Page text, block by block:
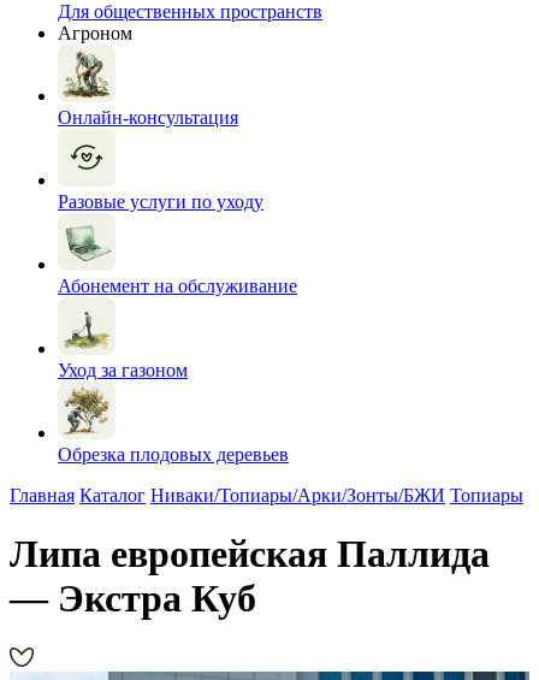
Для общественных пространств
Агроном
Онлайн-консультация
Разовые услуги по уходу
Абонемент на обслуживание
Уход за газоном
Обрезка плодовых деревьев
Главная Каталог Ниваки/Топиары/Арки/Зонты/БЖИ Топиары
Липа европейская Паллида
— Экстра Куб